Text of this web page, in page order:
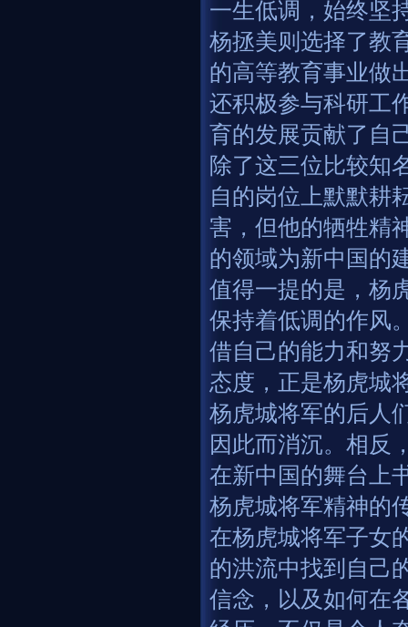
一生低调，始终坚
杨拯美则选择了教
的高等教育事业做
还积极参与科研工
育的发展贡献了自
除了这三位比较知
自的岗位上默默耕
害，但他的牺牲精
的领域为新中国的
值得一提的是，杨
保持着低调的作风
借自己的能力和努
态度，正是杨虎城
杨虎城将军的后人
因此而消沉。相反
在新中国的舞台上
杨虎城将军精神的
在杨虎城将军子女
的洪流中找到自己
信念，以及如何在